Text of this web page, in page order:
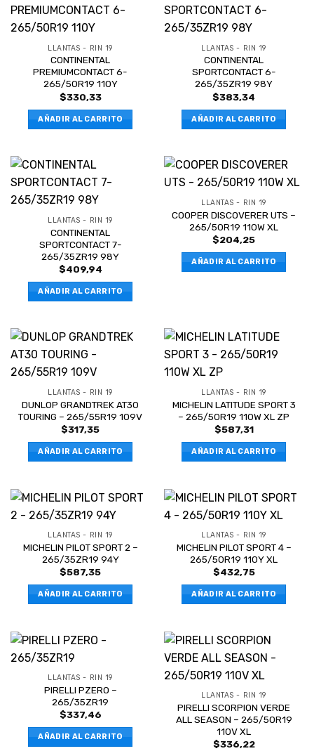
LLANTAS - RIN 19
CONTINENTAL
PREMIUMCONTACT 6-
265/50R19 110Y
$330,33
AÑADIR AL CARRITO
LLANTAS - RIN 19
CONTINENTAL
SPORTCONTACT 6-
265/35ZR19 98Y
$383,34
AÑADIR AL CARRITO
LLANTAS - RIN 19
CONTINENTAL
SPORTCONTACT 7-
265/35ZR19 98Y
$409,94
AÑADIR AL CARRITO
LLANTAS - RIN 19
COOPER DISCOVERER UTS –
265/50R19 110W XL
$204,25
AÑADIR AL CARRITO
LLANTAS - RIN 19
DUNLOP GRANDTREK AT30
TOURING – 265/55R19 109V
$317,35
AÑADIR AL CARRITO
LLANTAS - RIN 19
MICHELIN LATITUDE SPORT 3
– 265/50R19 110W XL ZP
$587,31
AÑADIR AL CARRITO
LLANTAS - RIN 19
MICHELIN PILOT SPORT 2 –
265/35ZR19 94Y
$587,35
AÑADIR AL CARRITO
LLANTAS - RIN 19
MICHELIN PILOT SPORT 4 –
265/50R19 110Y XL
$432,75
AÑADIR AL CARRITO
LLANTAS - RIN 19
PIRELLI PZERO –
265/35ZR19
$337,46
AÑADIR AL CARRITO
LLANTAS - RIN 19
PIRELLI SCORPION VERDE
ALL SEASON – 265/50R19
110V XL
$336,22